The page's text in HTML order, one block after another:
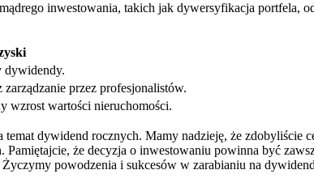
inwestowania, takich⁣ jak dywersyfikacja portfela,
dywidendy.
przez profesjonalistów.
wzrost wartości⁤ nieruchomości.
dywidend rocznych. Mamy ⁤nadzieję, że‍ zdobyliście
że decyzja o inwestowaniu powinna być
powodzenia i sukcesów w zarabianiu⁤ na